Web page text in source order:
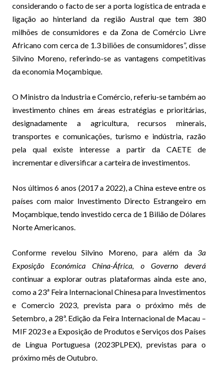
considerando o facto de ser a porta logística de entrada e
ligação ao hinterland da região Austral que tem 380
milhões de consumidores e da Zona de Comércio Livre
Africano com cerca de 1.3 biliões de consumidores”, disse
Silvino Moreno, referindo-se as vantagens competitivas
da economia Moçambique.
O Ministro da Industria e Comércio, referiu-se também ao
investimento chines em áreas estratégias e prioritárias,
designadamente a agricultura, recursos minerais,
transportes e comunicações, turismo e indústria, razão
pela qual existe interesse a partir da CAETE de
incrementar e diversificar a carteira de investimentos.
Nos últimos 6 anos (2017 a 2022), a China esteve entre os
países com maior Investimento Directo Estrangeiro em
Moçambique, tendo investido cerca de 1 Bilião de Dólares
Norte Americanos.
Conforme revelou Silvino Moreno, para além da 3a
Exposição Económica China-África, o Governo deverá
continuar a explorar outras plataformas ainda este ano,
como a 23ª Feira Internacional Chinesa para Investimentos
e Comercio 2023, prevista para o próximo mês de
Setembro, a 28ª. Edição da Feira Internacional de Macau –
MIF 2023 e a Exposição de Produtos e Serviços dos Países
de Língua Portuguesa (2023PLPEX), previstas para o
próximo mês de Outubro.